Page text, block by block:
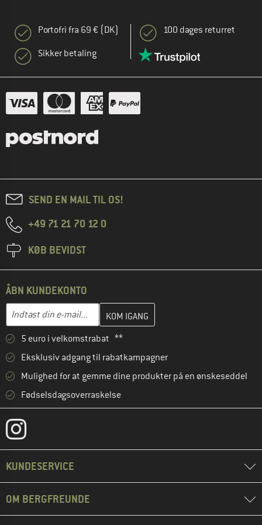
Portofri fra 69 € (DK)
Sikker betaling
100 dages returret
SEND EN MAIL TIL OS!
+49 71 21 70 12 0
KØB BEVIDST
ÅBN KUNDEKONTO
E-mail-adresse
Indtast din e-mailadresse her, og opret i næste trin din
5 euro i velkomstrabat **
Eksklusiv adgang til rabatkampagner
Mulighed for at gemme dine produkter på en ønskeseddel
Fødselsdagsoverraskelse
KUNDESERVICE
OM BERGFREUNDE